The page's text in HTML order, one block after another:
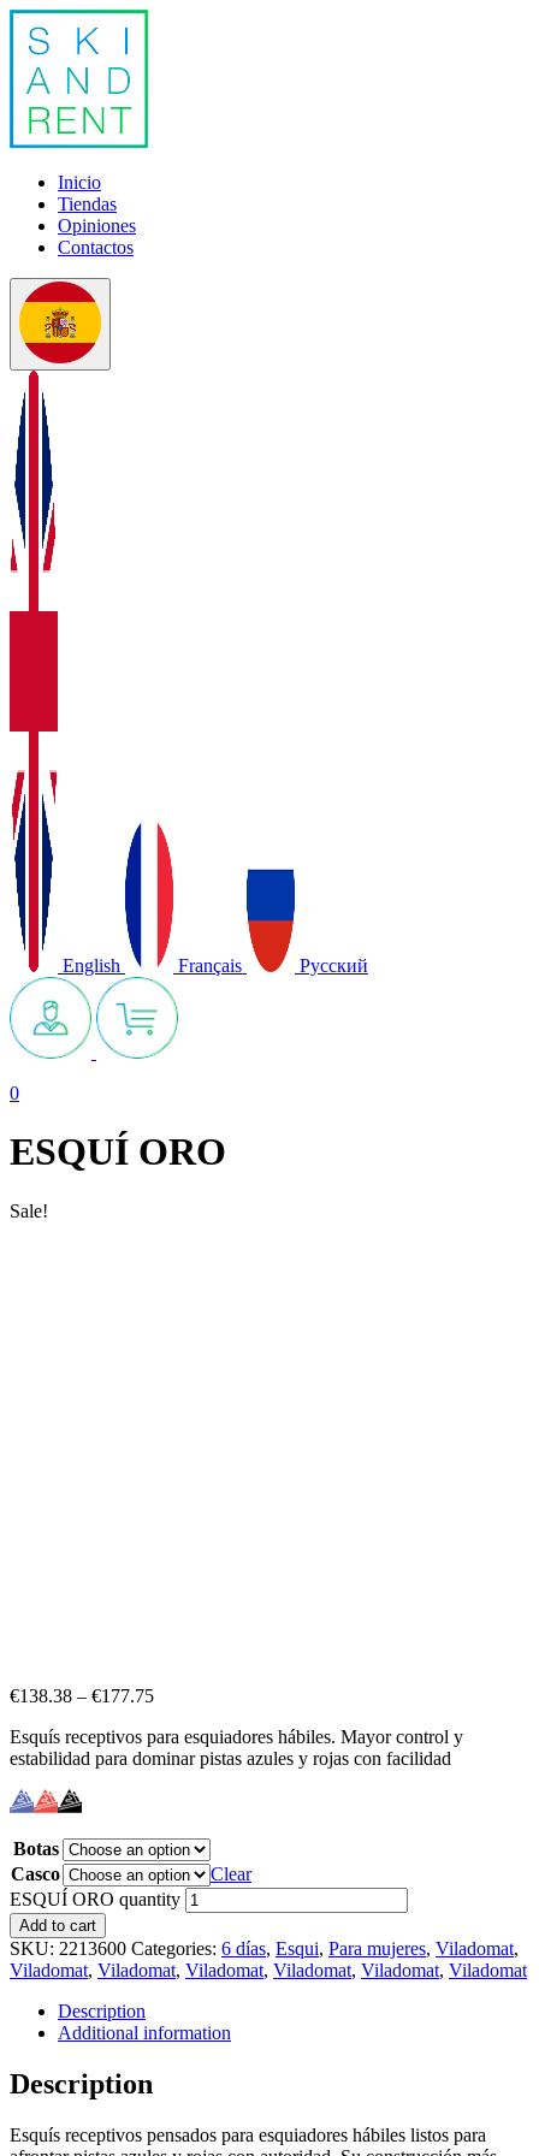
Inicio
Tiendas
Opiniones
Contactos
English Français Русский
0
ESQUÍ ORO
Sale!
€138.38 – €177.75
Esquís receptivos para esquiadores hábiles. Mayor control y
estabilidad para dominar pistas azules y rojas con facilidad
Botas
Casco
Clear
ESQUÍ ORO quantity
Add to cart
SKU: 2213600 Categories: 6 días, Esqui, Para mujeres, Viladomat,
Viladomat, Viladomat, Viladomat, Viladomat, Viladomat, Viladomat
Description
Additional information
Description
Esquís receptivos pensados para esquiadores hábiles listos para